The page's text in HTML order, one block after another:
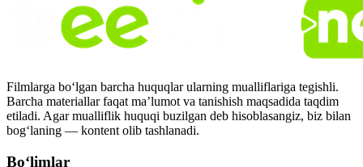
Filmlarga bo‘lgan barcha huquqlar ularning mualliflariga tegishli.
Barcha materiallar faqat ma’lumot va tanishish maqsadida taqdim
etiladi. Agar mualliflik huquqi buzilgan deb hisoblasangiz, biz bilan
bog‘laning — kontent olib tashlanadi.
Bo‘limlar